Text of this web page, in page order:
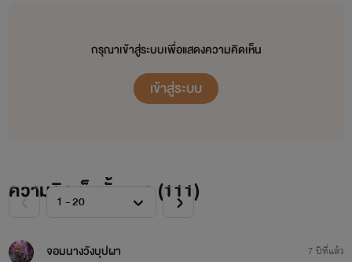
กรุณาเข้าสู่ระบบเพื่อแสดงความคิดเห็น
เข้าสู่ระบบ
ความคิดเห็นทั้งหมด (111)
จอมนางวังบุปผา 7 ปีที่แล้ว